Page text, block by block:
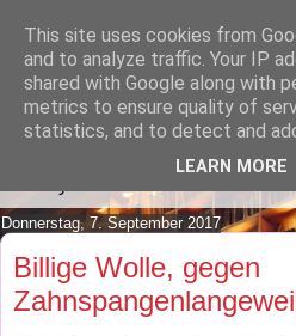
Lilafusselfee
Wohnzimmer
Mach es Dir doch gemütlich und
Donnerstag, 7. September 2017
Billige Wolle, gegen
This site uses cookies from
and to analyze traffic. Your IP
shared with Google along with
metrics to ensure quality of
statistics, and to detect and
LEARN MORE